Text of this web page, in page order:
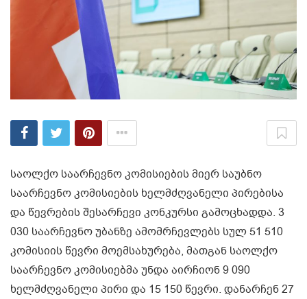
საოლქო საარჩევნო კომისიების მიერ საუბნო
საარჩევნო კომისიების ხელმძღვანელი პირებისა
და წევრების შესარჩევი კონკურსი გამოცხადდა. 3
030 საარჩევნო უბანზე ამომრჩევლებს სულ 51 510
კომისიის წევრი მოემსახურება, მათგან საოლქო
საარჩევნო კომისიებმა უნდა აირჩიონ 9 090
ხელმძღვანელი პირი და 15 150 წევრი. დანარჩენ 27